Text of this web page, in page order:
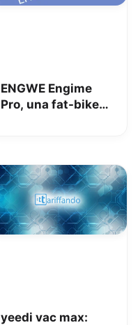
ENGWE Engime
Pro, una fat-bike
yeedi vac max: